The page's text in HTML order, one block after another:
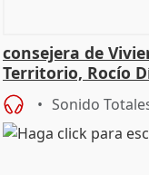
consejera de
Territorio, Rocío
Sonido